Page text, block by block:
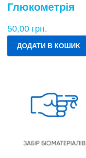
Глюкометрія
50,00 грн.
ДОДАТИ В КОШИК